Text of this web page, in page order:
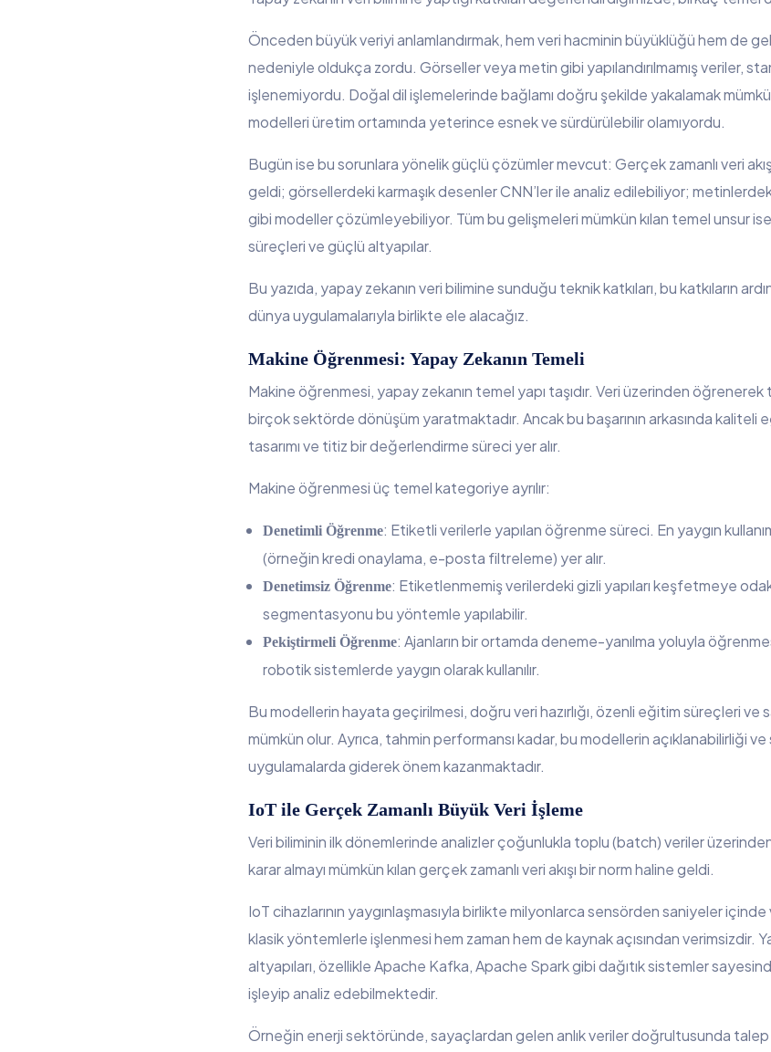
Bentego’nun uyarlanabilir çözümleri hizmetinizde.
Önceden büyük veriyi anlamlandırmak, hem veri hacminin büyüklüğü hem de
nedeniyle oldukça zordu. Görseller veya metin gibi yapılandırılmamış veriler,
işlenemiyordu. Doğal dil işlemelerinde bağlamı doğru şekilde yakalamak
modelleri üretim ortamında yeterince esnek ve sürdürülebilir olamıyordu.
Bugün ise bu sorunlara yönelik güçlü çözümler mevcut: Gerçek zamanlı veri
geldi; görsellerdeki karmaşık desenler CNN’ler ile analiz edilebiliyor;
gibi modeller çözümleyebiliyor. Tüm bu gelişmeleri mümkün kılan temel unsur ise
süreçleri ve güçlü altyapılar.
Bu yazıda, yapay zekanın veri bilimine sunduğu teknik katkıları, bu katkıların
dünya uygulamalarıyla birlikte ele alacağız.
Makine Öğrenmesi: Yapay Zekanın Temeli
Makine öğrenmesi, yapay zekanın temel yapı taşıdır. Veri üzerinden
birçok sektörde dönüşüm yaratmaktadır. Ancak bu başarının arkasında kaliteli
tasarımı ve titiz bir değerlendirme süreci yer alır.
Makine öğrenmesi üç temel kategoriye ayrılır:
Denetimli Öğrenme: Etiketli verilerle yapılan öğrenme süreci. En yaygın kullanım
(örneğin kredi onaylama, e-posta filtreleme) yer alır.
Denetimsiz Öğrenme: Etiketlenmemiş verilerdeki gizli yapıları keşfetmeye
segmentasyonu bu yöntemle yapılabilir.
Pekiştirmeli Öğrenme: Ajanların bir ortamda deneme-yanılma yoluyla
robotik sistemlerde yaygın olarak kullanılır.
Bu modellerin hayata geçirilmesi, doğru veri hazırlığı, özenli eğitim süreçleri ve
mümkün olur. Ayrıca, tahmin performansı kadar, bu modellerin açıklanabilirliği
uygulamalarda giderek önem kazanmaktadır.
IoT ile Gerçek Zamanlı Büyük Veri İşleme
Veri biliminin ilk dönemlerinde analizler çoğunlukla toplu (batch) veriler üzerinden
karar almayı mümkün kılan gerçek zamanlı veri akışı bir norm haline geldi.
IoT cihazlarının yaygınlaşmasıyla birlikte milyonlarca sensörden saniyeler
klasik yöntemlerle işlenmesi hem zaman hem de kaynak açısından verimsizdir.
altyapıları, özellikle Apache Kafka, Apache Spark gibi dağıtık sistemler
işleyip analiz edebilmektedir.
Örneğin enerji sektöründe, sayaçlardan gelen anlık veriler doğrultusunda